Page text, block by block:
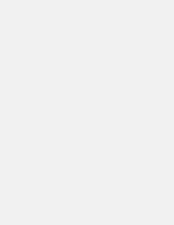
quanto
sul proprio